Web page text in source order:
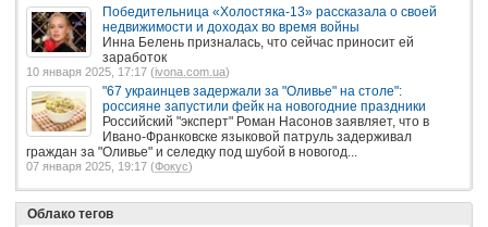
Победительница «Холостяка-13» рассказала о своей
недвижимости и доходах во время войны
Инна Белень призналась, что сейчас приносит ей
заработок
10 января 2025, 17:17 (ivona.com.ua)
"67 украинцев задержали за "Оливье" на столе":
россияне запустили фейк на новогодние праздники
Российский "эксперт" Роман Насонов заявляет, что в
Ивано-Франковске языковой патруль задерживал
граждан за "Оливье" и селедку под шубой в новогод...
07 января 2025, 19:17 (Фокус)
Облако тегов